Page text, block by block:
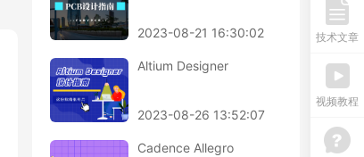
2023-08-21 16:30:02
Altium Designer
2023-08-26 13:52:07
Cadence Allegro
技术文章
视频教程